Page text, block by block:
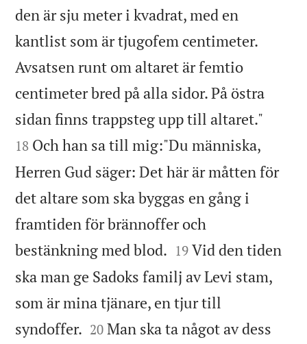
den är sju meter i kvadrat, med en
kantlist som är tjugofem centimeter.
Avsatsen runt om altaret är femtio
centimeter bred på alla sidor. På östra
sidan finns trappsteg upp till altaret."
18 Och han sa till mig:"Du människa,
Herren Gud säger: Det här är måtten för
det altare som ska byggas en gång i
framtiden för brännoffer och
bestänkning med blod. 

19 Vid den tiden
ska man ge Sadoks familj av Levi stam,
som är mina tjänare, en tjur till
syndoffer. 

20 Man ska ta något av dess